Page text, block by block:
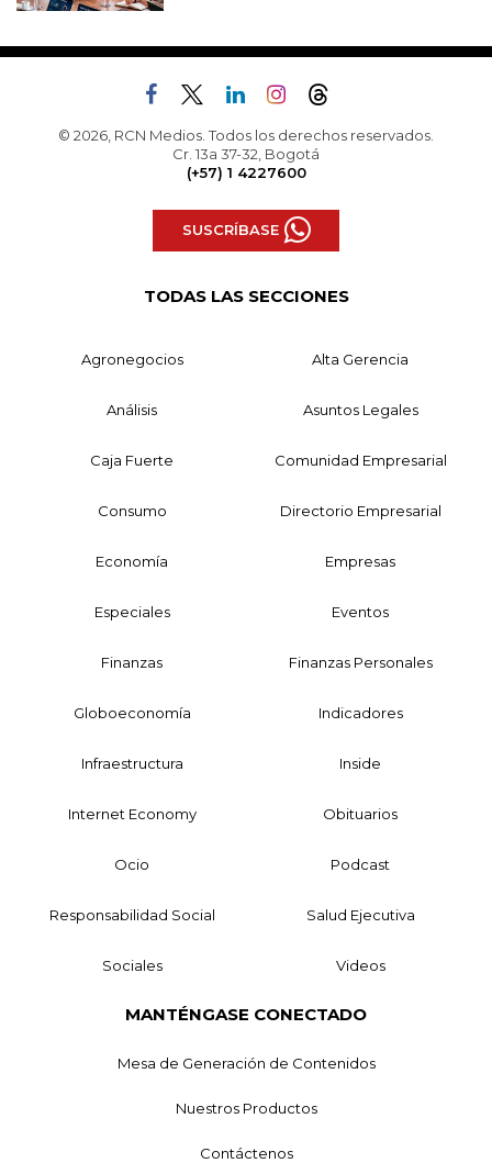
© 2026, RCN Medios. Todos los derechos reservados.
Cr. 13a 37-32, Bogotá
(+57) 1 4227600
SUSCRÍBASE
TODAS LAS SECCIONES
Agronegocios Alta Gerencia
Análisis Asuntos Legales
Caja Fuerte Comunidad Empresarial
Consumo Directorio Empresarial
Economía Empresas
Especiales Eventos
Finanzas Finanzas Personales
Globoeconomía Indicadores
Infraestructura Inside
Internet Economy Obituarios
Ocio Podcast
Responsabilidad Social Salud Ejecutiva
Sociales Videos
MANTÉNGASE CONECTADO
Mesa de Generación de Contenidos
Nuestros Productos
Contáctenos